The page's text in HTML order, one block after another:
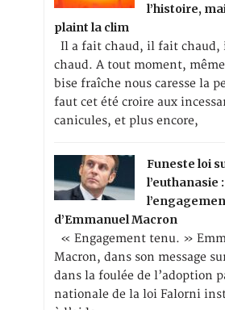
l’histoire,
plaint la clim
Il a fait chaud, il fait chaud,
chaud. A tout moment,
bise fraîche nous caresse la
faut cet été croire aux
canicules, et plus encore,
Funeste loi
l’euthanasie :
d’Emmanuel Macron
« Engagement tenu. »
Macron, dans son message
dans la foulée de l’adoption
nationale de la loi Falorni